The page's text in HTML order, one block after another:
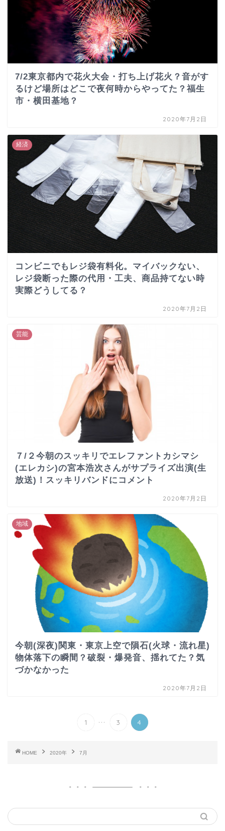
7/2東京都内で花火大会・打ち上げ花火？音がす
るけど場所はどこで夜何時からやってた？福生
市・横田基地？
2020年7月2日
経済
コンビニでもレジ袋有料化。マイバックない、
レジ袋断った際の代用・工夫、商品持てない時
実際どうしてる？
2020年7月2日
芸能
７/２今朝のスッキリでエレファントカシマシ
(エレカシ)の宮本浩次さんがサプライズ出演(生
放送)！スッキリバンドにコメント
2020年7月2日
地域
今朝(深夜)関東・東京上空で隕石(火球・流れ星)
物体落下の瞬間？破裂・爆発音、揺れてた？気
づかなかった
2020年7月2日
1 ... 3 4
HOME 2020年 7月